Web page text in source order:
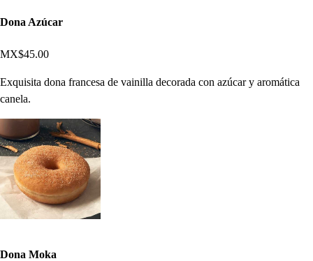
Dona Azúcar
MX$45.00
Exquisita dona francesa de vainilla decorada con azúcar y aromática
canela.
Dona Moka